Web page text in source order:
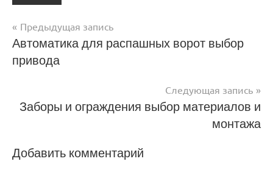
Навигация
по
Предыдущая запись
Автоматика для распашных ворот выбор
привода
Следующая запись
Заборы и ограждения выбор материалов и
монтажа
Добавить комментарий